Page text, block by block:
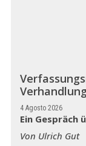
4 Agosto 2026
Ein Gespräch
Von Ulrich Gut